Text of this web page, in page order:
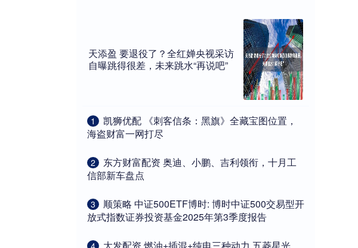
天添盈 要退役了？全红婵央视采访
自曝跳得很差，未来跳水“再说吧”
1
​凯狮优配 《刺客信条：黑旗》全藏宝图位置，
海盗财富一网打尽
2
​东方财富配资 奥迪、小鹏、吉利领衔，十月工
信部新车盘点
3
​顺策略 中证500ETF博时: 博时中证500交易型开
放式指数证券投资基金2025年第3季度报告
4